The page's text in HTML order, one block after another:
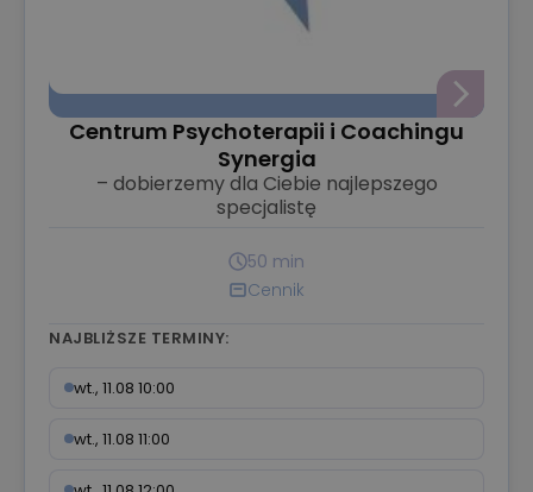
Centrum Psychoterapii i Coachingu
Synergia
– dobierzemy dla Ciebie najlepszego
specjalistę
50 min
Cennik
NAJBLIŻSZE TERMINY:
wt., 11.08 10:00
wt., 11.08 11:00